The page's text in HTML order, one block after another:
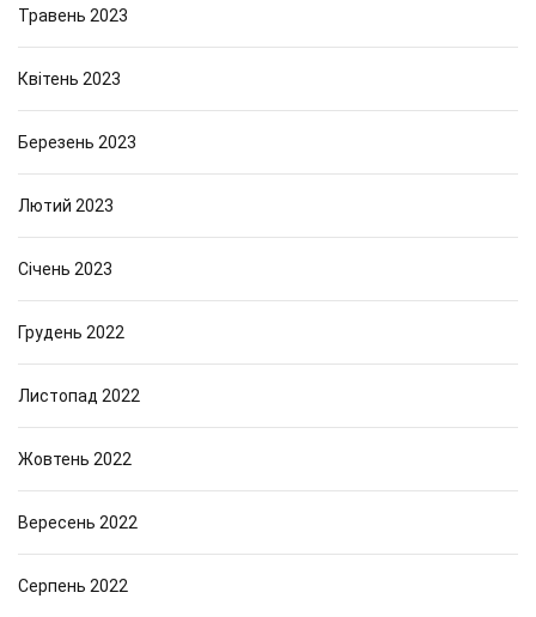
Травень 2023
Квітень 2023
Березень 2023
Лютий 2023
Січень 2023
Грудень 2022
Листопад 2022
Жовтень 2022
Вересень 2022
Серпень 2022